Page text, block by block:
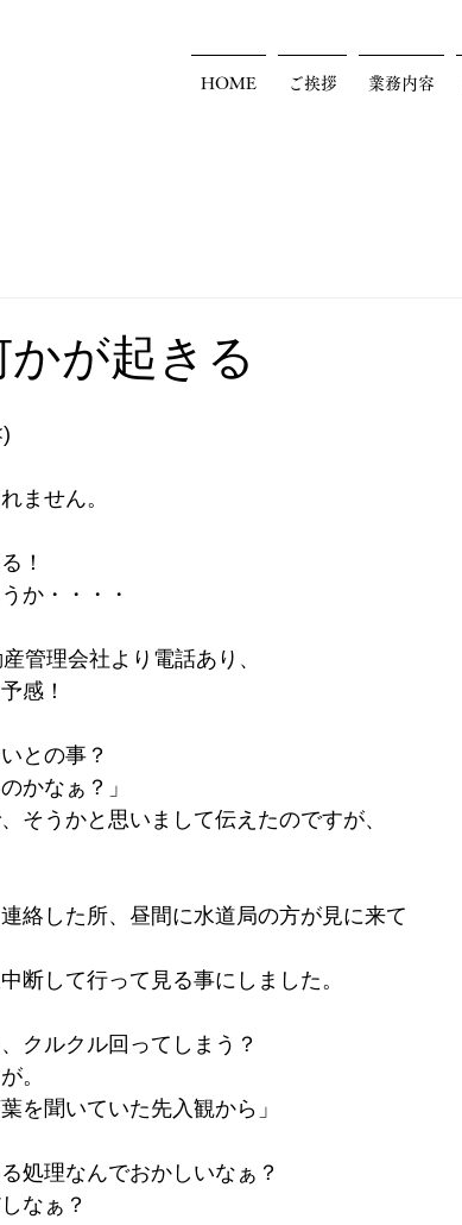
HOME ご挨拶 業務内容
が起きる
ません。
！
か・・・・
管理会社より電話あり、
感！
との事？
かなぁ？」
そうかと思いまして伝えたのですが、
絡した所、昼間に水道局の方が見に来て
断して行って見る事にしました。
クルクル回ってしまう？
。
を聞いていた先入観から」
処理なんでおかしいなぁ？
なぁ？